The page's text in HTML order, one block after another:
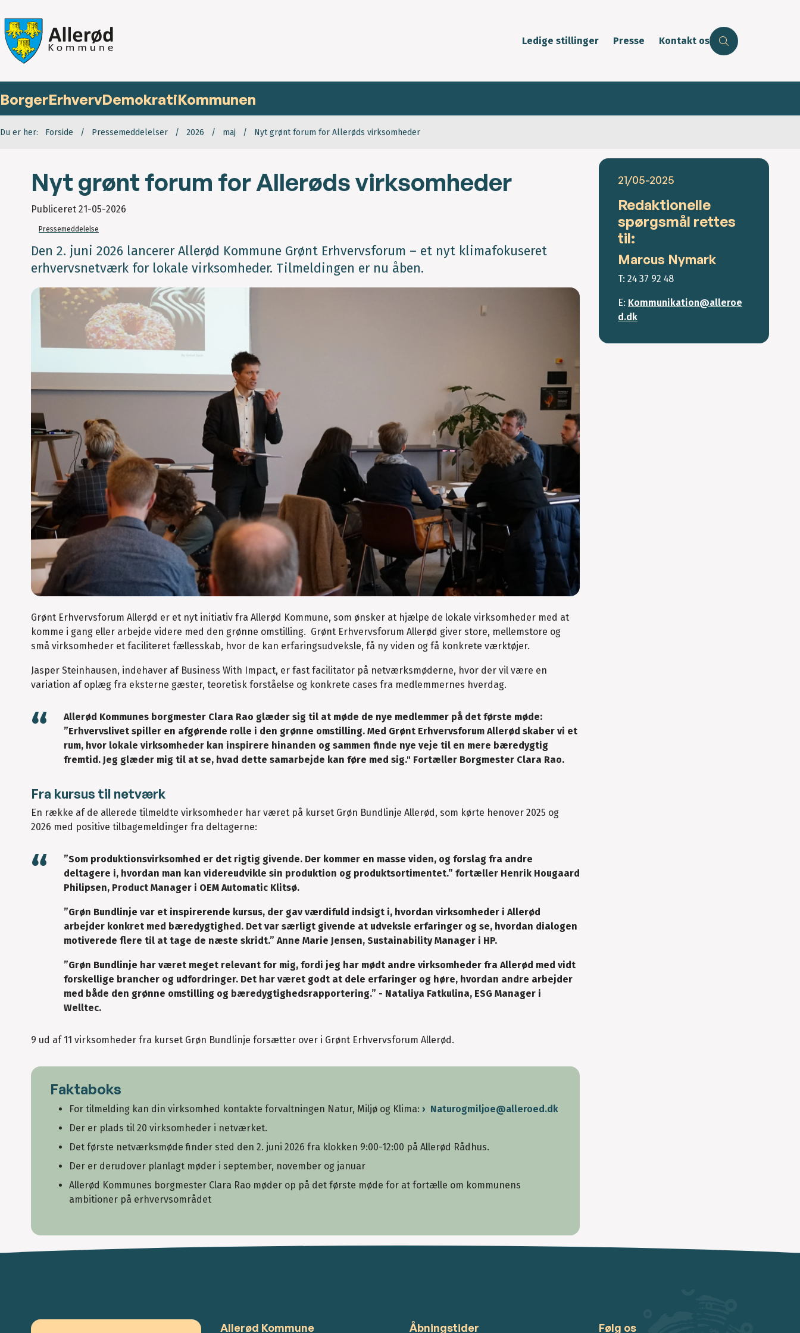
Ledige stillinger Presse Kontakt os
BorgerErhvervDemokratiKommunen
Du er her: Forside Pressemeddelelser 2026 maj Nyt grønt forum for Allerøds virksomheder
Nyt grønt forum for Allerøds virksomheder
Publiceret 21-05-2026
Pressemeddelelse
Den 2. juni 2026 lancerer Allerød Kommune Grønt Erhvervsforum – et nyt klimafokuseret
erhvervsnetværk for lokale virksomheder. Tilmeldingen er nu åben.
Grønt Erhvervsforum Allerød er et nyt initiativ fra Allerød Kommune, som ønsker at hjælpe de lokale virksomheder med at
komme i gang eller arbejde videre med den grønne omstilling. Grønt Erhvervsforum Allerød giver store, mellemstore og
små virksomheder et faciliteret fællesskab, hvor de kan erfaringsudveksle, få ny viden og få konkrete værktøjer.
Jasper Steinhausen, indehaver af Business With Impact, er fast facilitator på netværksmøderne, hvor der vil være en
variation af oplæg fra eksterne gæster, teoretisk forståelse og konkrete cases fra medlemmernes hverdag.
Allerød Kommunes borgmester Clara Rao glæder sig til at møde de nye medlemmer på det første møde:
”Erhvervslivet spiller en afgørende rolle i den grønne omstilling. Med Grønt Erhvervsforum Allerød skaber vi et
rum, hvor lokale virksomheder kan inspirere hinanden og sammen finde nye veje til en mere bæredygtig
fremtid. Jeg glæder mig til at se, hvad dette samarbejde kan føre med sig." Fortæller Borgmester Clara Rao.
Fra kursus til netværk
En række af de allerede tilmeldte virksomheder har været på kurset Grøn Bundlinje Allerød, som kørte henover 2025 og
2026 med positive tilbagemeldinger fra deltagerne:
”Som produktionsvirksomhed er det rigtig givende. Der kommer en masse viden, og forslag fra andre
deltagere i, hvordan man kan videreudvikle sin produktion og produktsortimentet.” fortæller Henrik Hougaard
Philipsen, Product Manager i OEM Automatic Klitsø.
”Grøn Bundlinje var et inspirerende kursus, der gav værdifuld indsigt i, hvordan virksomheder i Allerød
arbejder konkret med bæredygtighed. Det var særligt givende at udveksle erfaringer og se, hvordan dialogen
motiverede flere til at tage de næste skridt.” Anne Marie Jensen, Sustainability Manager i HP.
”Grøn Bundlinje har været meget relevant for mig, fordi jeg har mødt andre virksomheder fra Allerød med vidt
forskellige brancher og udfordringer. Det har været godt at dele erfaringer og høre, hvordan andre arbejder
med både den grønne omstilling og bæredygtighedsrapportering.” - Nataliya Fatkulina, ESG Manager i
Welltec.
9 ud af 11 virksomheder fra kurset Grøn Bundlinje forsætter over i Grønt Erhvervsforum Allerød.
Faktaboks
For tilmelding kan din virksomhed kontakte forvaltningen Natur, Miljø og Klima:
Naturogmiljoe@alleroed.dk
Der er plads til 20 virksomheder i netværket.
Det første netværksmøde finder sted den 2. juni 2026 fra klokken 9:00-12:00 på Allerød Rådhus.
Der er derudover planlagt møder i september, november og januar
Allerød Kommunes borgmester Clara Rao møder op på det første møde for at fortælle om kommunens
ambitioner på erhvervsområdet
21/05-2025
Redaktionelle
spørgsmål rettes
til:
Marcus Nymark
T: 24 37 92 48
E: Kommunikation@alleroe
d.dk
Allerød Kommune Åbningstider Følg os